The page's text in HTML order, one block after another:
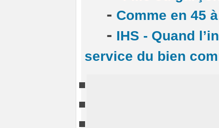
- Comme en 45
- IHS - Quand
service du bien